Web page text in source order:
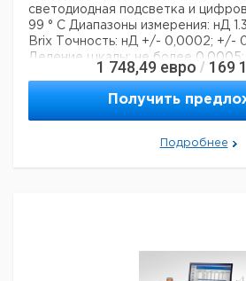
светодиодная подсветка и
99 ° C Диапазоны измерения: нД
Brix
Точность: нД +/- 0,0002; +/-
Деление шкалы: не более 0,0005;
Электропитание: 90-240 В, 50/60
RK01
Технические данные:
Описание типа продукта:
2,5 кг
1 748,49 евро / 169
Получить
Подробнее